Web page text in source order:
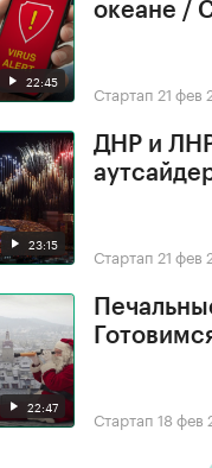
22:45
океане /
Стартап 21 фев
23:15
ДНР и
Стартап 21 фев
22:47 Стартап 18 фев